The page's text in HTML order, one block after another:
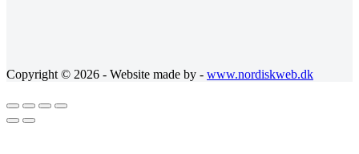
Copyright © 2026 - Website made by - www.nordiskweb.dk